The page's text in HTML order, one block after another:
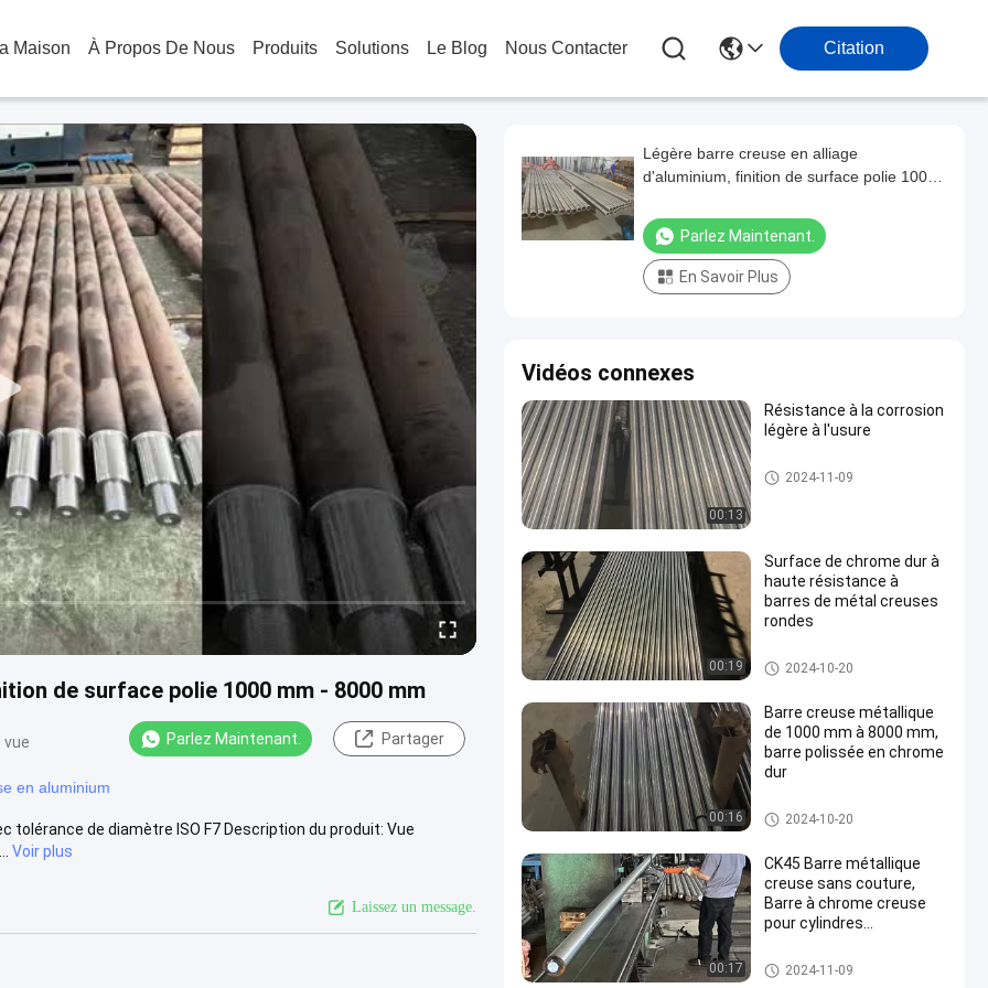
Maison À Propos De Nous Produits Solutions Le Blog Nous Contacter Citation
de surface polie 1000 mm - 8000 mm
vue Parlez Maintenant. Partager
en aluminium
tolérance de diamètre ISO F7 Description du produit: Vue
Voir plus
Laissez un message.
Légère barre creuse en alliage
d'aluminium, finition de surface polie 1000
Parlez Maintenant.
En Savoir Plus
Vidéos connexes
00:13
Résistance à la corrosion
légère à l'usure
Barre métallique creuse
2024-11-09
00:19
Surface de chrome dur à
haute résistance à
barres de métal creuses
rondes
Barre métallique creuse
2024-10-20
00:16
Barre creuse métallique
de 1000 mm à 8000 mm,
barre polissée en chrome
dur
Barre métallique creuse
2024-10-20
00:17
CK45 Barre métallique
creuse sans couture,
Barre à chrome creuse
pour cylindres
Barre métallique creuse
2024-11-09